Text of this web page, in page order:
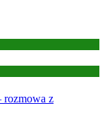
rozmowa z